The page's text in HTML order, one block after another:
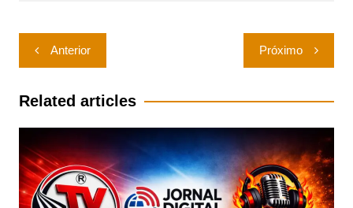
Navegação
de
Post
Anterior Próximo
Related articles